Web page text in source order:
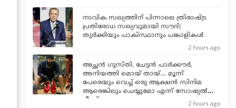
നാവിക സഖ്യത്തിന് പിന്നാലെ ത്രിരാഷ്ട്ര
പ്രതിരോധ സഖ്യവുമായി സൗദി;
തുര്‍ക്കിയും പാകിസ്ഥാനും പങ്കാളികള്‍
2 hours ago
അച്ഛന്‍ ഗുസ്തി, ചേട്ടന്‍ പാര്‍ക്കൗര്‍,
അനിയത്തി മൊയ് തായ്.... മൂന്ന്
പേരെയും വെച്ച് ഒരു ആക്ഷന്‍ സിനിമ
ആരെങ്കിലും ചെയ്യുമോ എന്ന് സോഷ്യല്‍
മീഡിയ
2 hours ago